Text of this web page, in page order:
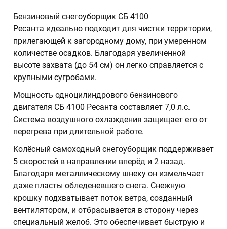
Бензиновый снегоуборщик СБ 4100
Ресанта идеально подходит для чистки территории,
прилегающей к загородному дому, при умеренном
количестве осадков. Благодаря увеличенной
высоте захвата (до 54 см) он легко справляется с
крупными сугробами.
Мощность одноцилиндрового бензинового
двигателя СБ 4100 Ресанта составляет 7,0 л.с.
Система воздушного охлаждения защищает его от
перегрева при длительной работе.
Колёсный самоходный снегоуборщик поддерживает
5 скоростей в направлении вперёд и 2 назад.
Благодаря металлическому шнеку он измельчает
даже пласты обледеневшего снега. Снежную
крошку подхватывает поток ветра, созданный
вентилятором, и отбрасывается в сторону через
специальный желоб. Это обеспечивает быструю и